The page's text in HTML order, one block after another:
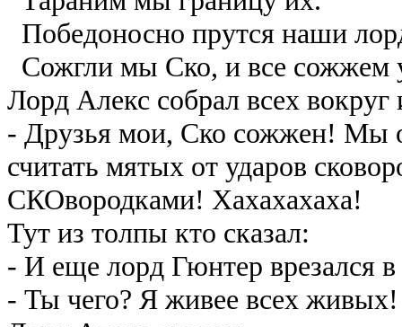
Победоносно прутся наши
Сожгли мы Ско, и все сожжем
Лорд Алекс собрал всех вокруг
- Друзья мои, Ско сожжен! Мы
считать мятых от ударов
СКОвородками! Хахахахаха!
Тут из толпы кто сказал:
- И еще лорд Гюнтер врезался
- Ты чего? Я живее всех